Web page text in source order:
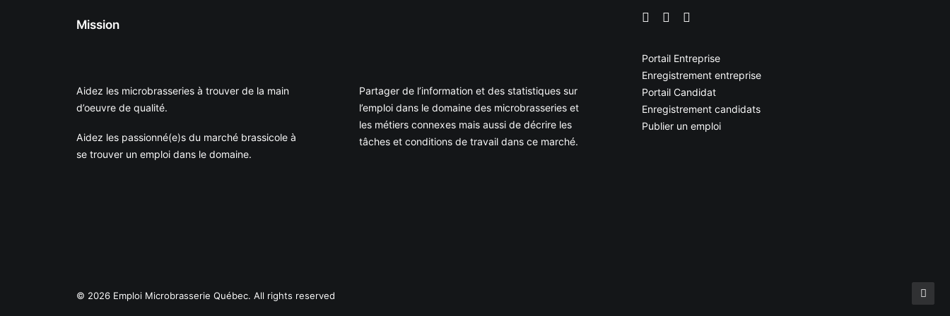
Mission
Aidez les microbrasseries à trouver de la main
d’oeuvre de qualité.
Aidez les passionné(e)s du marché brassicole à
se trouver un emploi dans le domaine.
Partager de l’information et des statistiques sur
l’emploi dans le domaine des microbrasseries et
les métiers connexes mais aussi de décrire les
tâches et conditions de travail dans ce marché.
Portail Entreprise
Enregistrement entreprise
Portail Candidat
Enregistrement candidats
Publier un emploi
© 2026 Emploi Microbrasserie Québec. All rights reserved